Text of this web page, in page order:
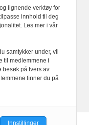
det fulle
med eller
lignende verktøy for
innhold til deg
Les mer i vår
samtykker under, vil
til medlemmene i
besøk på tvers av
finner du på
Innstillinger